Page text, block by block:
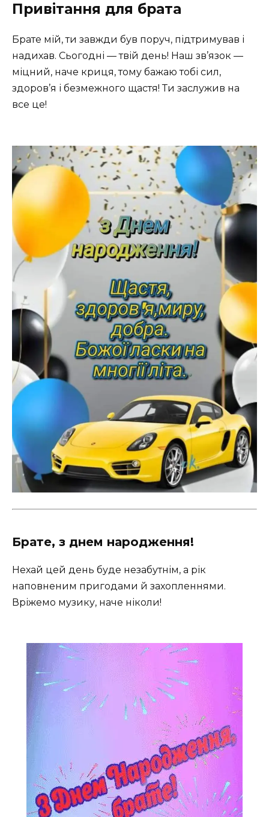
Привітання для брата
Брате мій, ти завжди був поруч, підтримував і
надихав. Сьогодні — твій день! Наш зв’язок —
міцний, наче криця, тому бажаю тобі сил,
здоров’я і безмежного щастя! Ти заслужив на
все це!
Брате, з днем народження!
Нехай цей день буде незабутнім, а рік
наповненим пригодами й захопленнями.
Вріжемо музику, наче ніколи!